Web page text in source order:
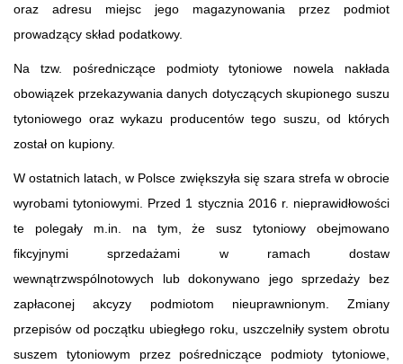
oraz adresu miejsc jego magazynowania przez podmiot
prowadzący skład podatkowy.
Na tzw. pośredniczące podmioty tytoniowe nowela nakłada
obowiązek przekazywania danych dotyczących skupionego suszu
tytoniowego oraz wykazu producentów tego suszu, od których
został on kupiony.
W ostatnich latach, w Polsce zwiększyła się szara strefa w obrocie
wyrobami tytoniowymi. Przed 1 stycznia 2016 r. nieprawidłowości
te polegały m.in. na tym, że susz tytoniowy obejmowano
fikcyjnymi sprzedażami w ramach dostaw
wewnątrzwspólnotowych lub dokonywano jego sprzedaży bez
zapłaconej akcyzy podmiotom nieuprawnionym. Zmiany
przepisów od początku ubiegłego roku, uszczelniły system obrotu
suszem tytoniowym przez pośredniczące podmioty tytoniowe,